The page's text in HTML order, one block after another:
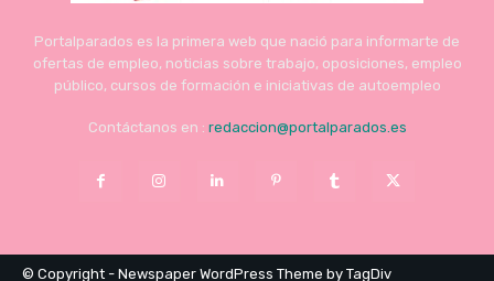
Portalparados es la primera web que nació para informarte de
ofertas de empleo, noticias sobre trabajo, oposiciones, empleo
público, cursos de formación e iniciativas de autoempleo
Contáctanos en : redaccion@portalparados.es
© Copyright - Newspaper WordPress Theme by TagDiv